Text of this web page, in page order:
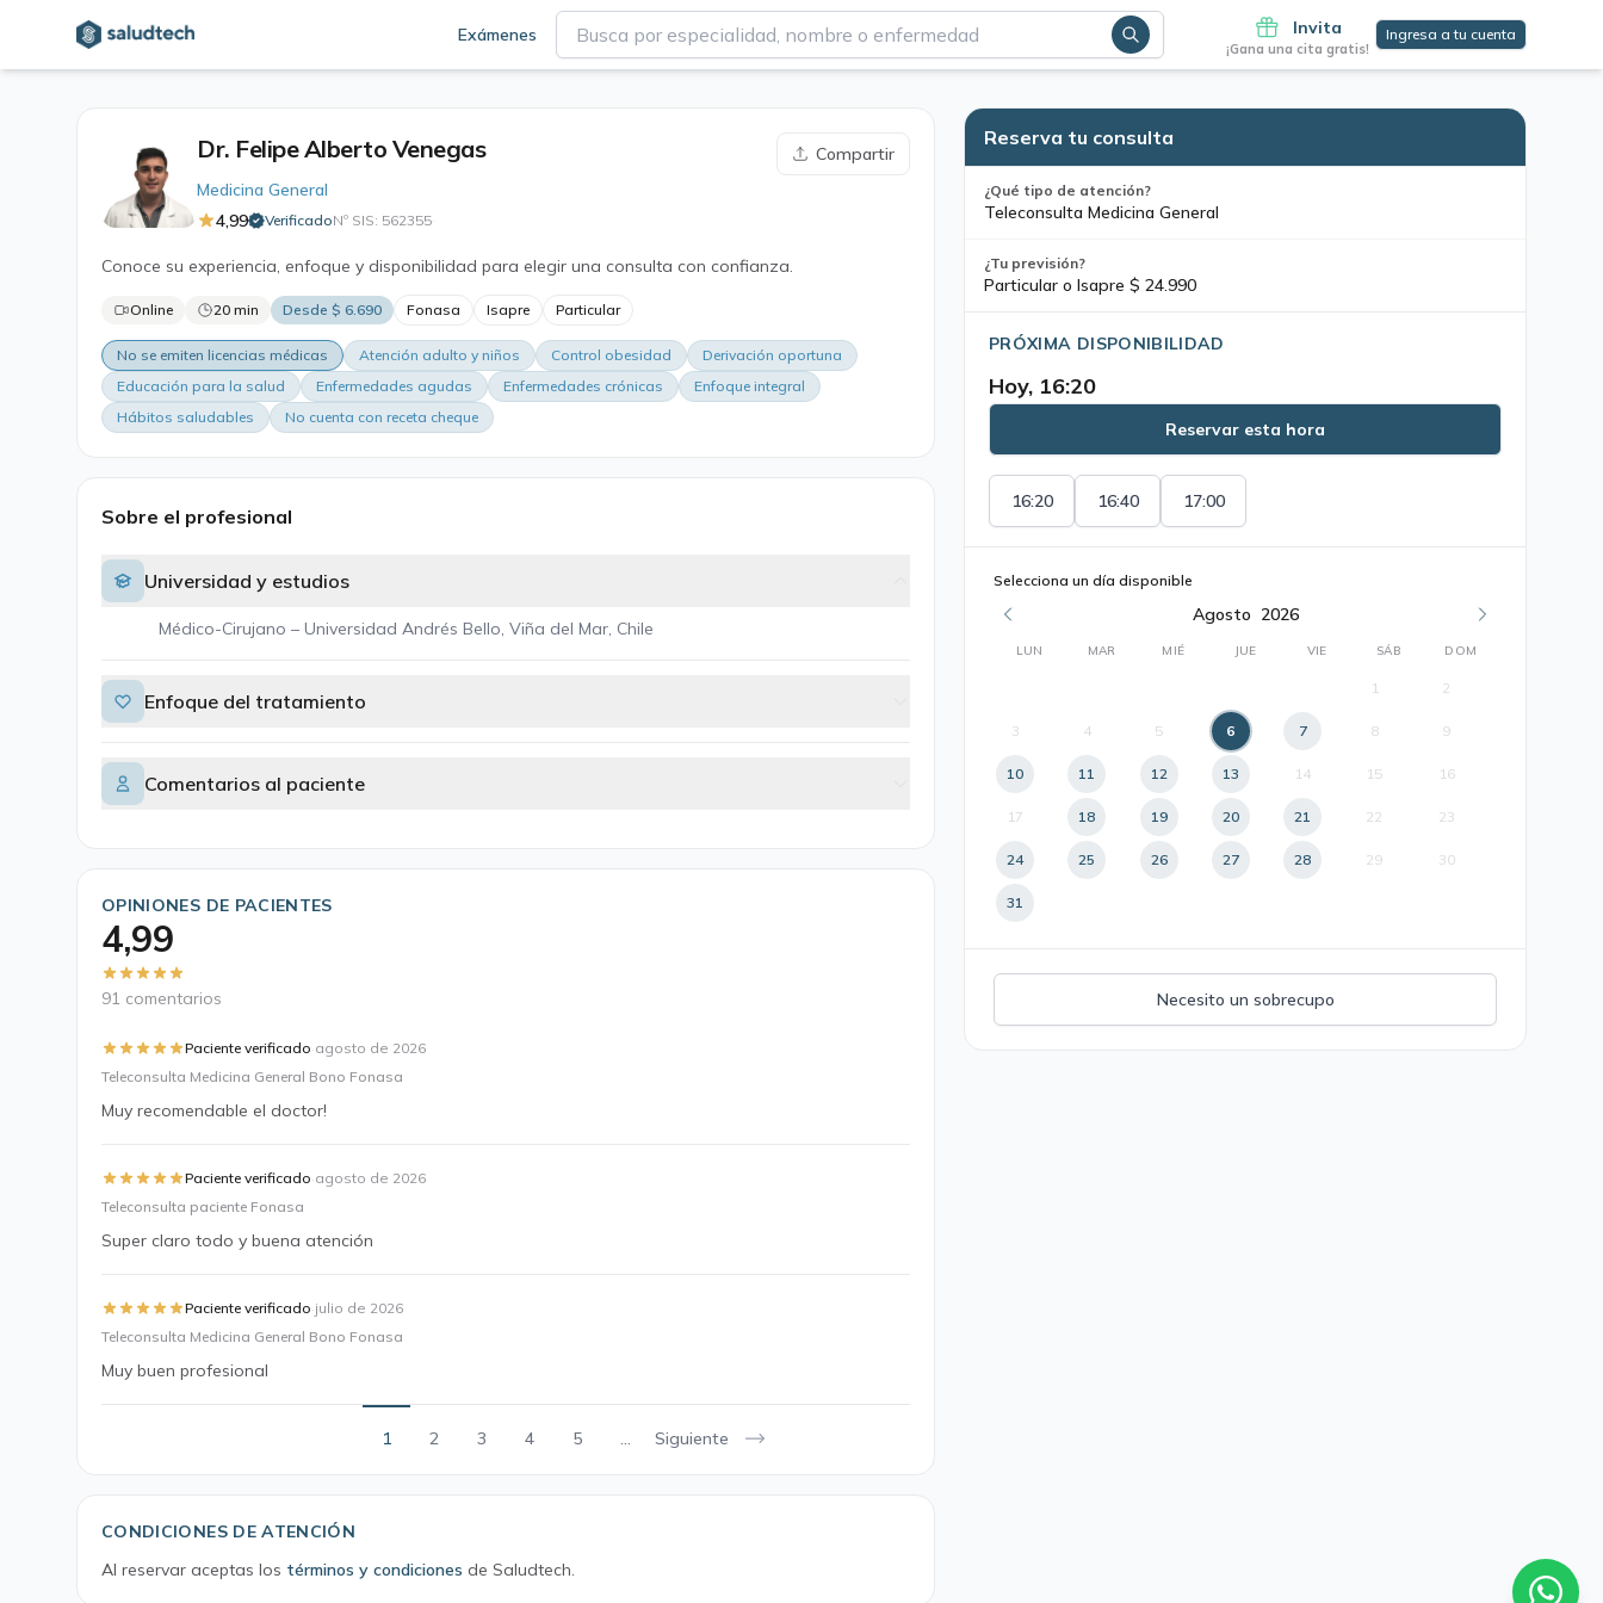
Exámenes Invita
¡Gana una cita gratis!
Ingresa a tu cuenta
Dr. Felipe Alberto Venegas
Compartir
Medicina General
4,99
VerificadoNº SIS: 562355·
Conoce su experiencia, enfoque y disponibilidad para elegir una consulta con confianza.
Online 20 min Desde $ 6.690 Fonasa Isapre Particular
No se emiten licencias médicas Atención adulto y niños Control obesidad
Derivación oportuna
Educación para la salud
Enfermedades agudas Enfermedades crónicas
Enfoque integral
Hábitos saludables
No cuenta con receta cheque
Sobre el profesional
Universidad y estudios
Médico-Cirujano – Universidad Andrés Bello, Viña del Mar, Chile
Enfoque del tratamiento
Comentarios al paciente
OPINIONES DE PACIENTES
4,99
91 comentarios
Paciente verificado·agosto de 2026
Teleconsulta Medicina General Bono Fonasa
Muy recomendable el doctor!
Paciente verificado·agosto de 2026
Teleconsulta paciente Fonasa
Super claro todo y buena atención
Paciente verificado·julio de 2026
Teleconsulta Medicina General Bono Fonasa
Muy buen profesional
1 2 3 4 5 ... Siguiente
CONDICIONES DE ATENCIÓN
Al reservar aceptas los términos y condiciones de Saludtech.
Reserva tu consulta
¿Qué tipo de atención?
Teleconsulta Medicina General
¿Tu previsión?
Particular o Isapre $ 24.990
PRÓXIMA DISPONIBILIDAD
Hoy, 16:20
Reservar esta hora
16:20 16:40 17:00
Selecciona un día disponible
Agosto 2026
LUN MAR MIÉ JUE VIE SÁB DOM
1 2
3 4 5 6 7 8 9
10 11 12 13 14 15 16
17 18 19 20 21 22 23
24 25 26 27 28 29 30
31
Necesito un sobrecupo